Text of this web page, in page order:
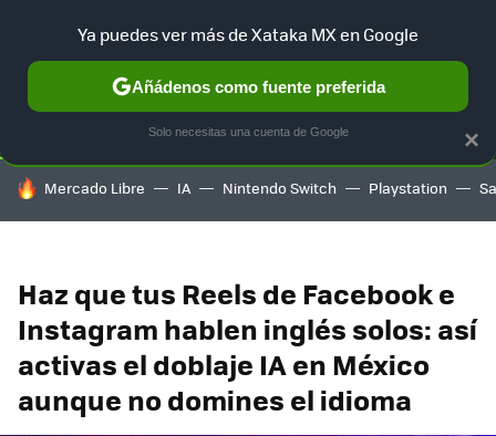
SELECCIÓN GAMING HOME AUTO TERRITORIO
HOY SE HABLA DE
Mercado Libre IA Nintendo Switch Playstation
Haz que tus Reels de Facebook e
Instagram hablen inglés solos: así
activas el doblaje IA en México
aunque no domines el idioma
×
Ya puedes ver más de Xataka MX en Google
Añádenos como fuente preferida
Solo necesitas una cuenta de Google